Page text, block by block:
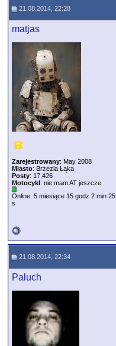
21.08.2014, 22:28
matjas
Zarejestrowany: May 2008
Miasto: Brzezia Łąka
Posty: 17,426
Motocykl: nie mam AT jeszcze
Online: 5 miesiące 15 godz 2 min 25
s
21.08.2014, 22:34
Paluch